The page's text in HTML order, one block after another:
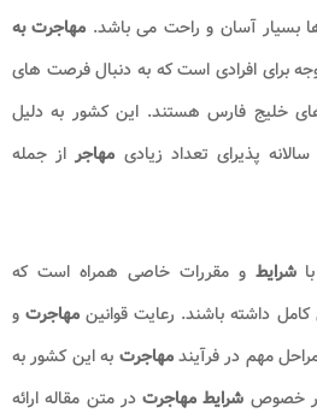
بسیار آسان و راحت می باشد. مهاجرت به
برای افرادی است که به دنبال فرصت های
خلیج فارس هستند. این کشور به دلیل
پذیرای تعداد زیادی مهاجر از جمله
باشرایطو مقررات خاصی همراه است که
داشته باشند. رعایت قوانین مهاجرت و
مهم در فرآیندمهاجرت به این کشور به
خصوص شرایط مهاجرتدر متن مقاله ارائه